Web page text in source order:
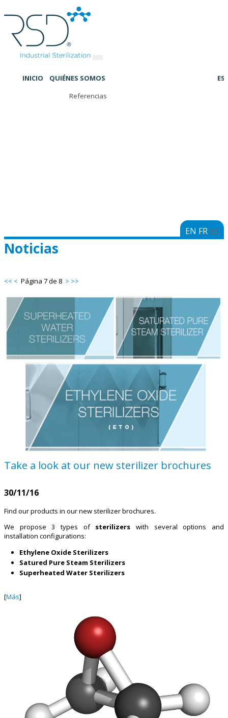
INICIO
QUIÉNES SOMOS
Referencias
EN FR ES
Noticias
<< < Página 7 de 8 > >>
Take a look at our new sterilizer brochures
30/11/16
Find our products in our new sterilizer brochures.
We propose 3 types of sterilizerswith several options and
installation configurations:
Ethylene Oxide Sterilizers
Satured Pure Steam Sterilizers
Superheated Water Sterilizers
[Más]